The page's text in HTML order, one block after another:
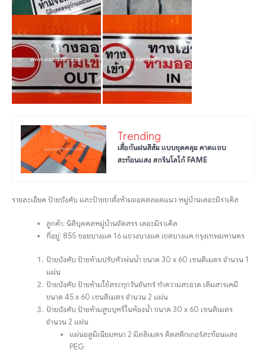
Trending
เสื้อกันฝนสีส้ม แบบชุดคลุม คาดแถบ
สะท้อนแสง สกรีนโลโก้ FAME
รายละเอียด ป้ายบังคับ และป้ายขาตั้งห้ามจอดตลอดแนว หมู่บ้านเดอะมิราเคิล
ลูกค้า: นิติบุคคลหมู่บ้านจัดสรร เดอะมิราเคิล
ที่อยู่: 855 ซอยบางแค 16 แขวงบางแค เขตบางแค กรุงเทพมหานคร
ป้ายบังคับ ป้ายห้ามปรับหัวพ่นน้ำ ขนาด 30 x 60 เซนติเมตร จำนวน 1
แผ่น
ป้ายบังคับ ป้ายห้ามใช้สระทุกวันจันทร์ ทำความสะอาด เติมสารเคมี
ขนาด 45 x 60 เซนติเมตร จำนวน 2 แผ่น
ป้ายบังคับ ป้ายห้ามสูบบุหรี่ในห้องน้ำ ขนาด 30 x 60 เซนติเมตร
จำนวน 2 แผ่น
แผ่นอลูมิเนียมหนา 2 มิลลิเมตร ติดสติกเกอร์สะท้อนแสง
PEG